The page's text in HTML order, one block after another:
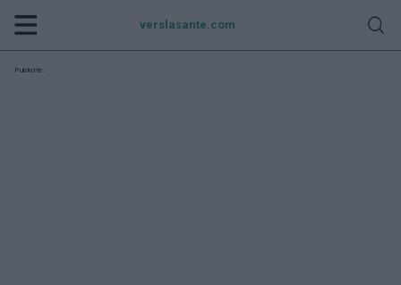
verslasante.com
Publicité: